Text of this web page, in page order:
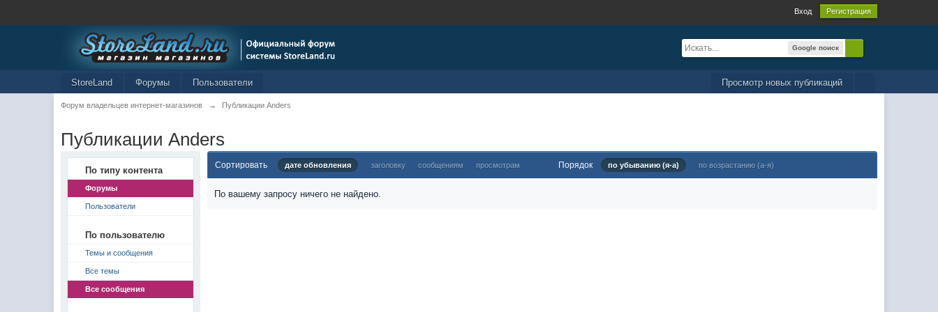
Вход Регистрация
Google поиск
Просмотр новых публикаций
StoreLand Форумы Пользователи
Форум владельцев интернет-магазинов → Публикации Anders
Публикации Anders
По типу контента
Форумы
Пользователи
По пользователю
Темы и сообщения
Все темы
Все сообщения
Сортировать дате обновления заголовку сообщениям просмотрам Порядок по убыванию (я-а) по возрастанию (а-я)
По вашему запросу ничего не найдено.